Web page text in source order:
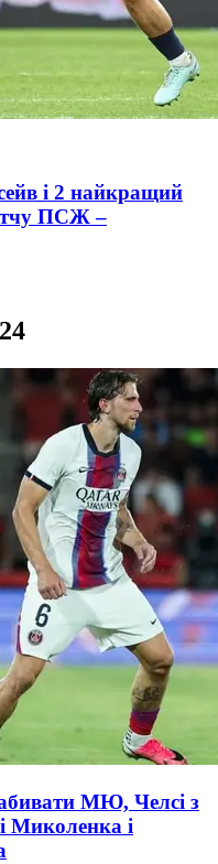
і 2 найкращий
ПСЖ –
МЮ, Челсі з
Миколенка і